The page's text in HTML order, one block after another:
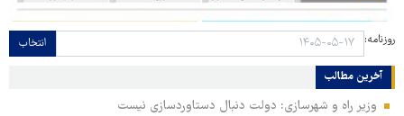
روزنامه: انتخاب
آخرین مطالب
وزیر راه و شهرسازی: دولت دنبال دستاوردسازی نیست